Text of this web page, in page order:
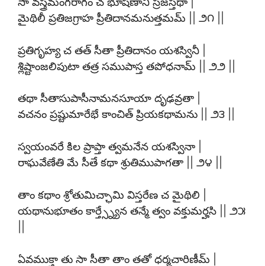
మైథిలీ ప్రతిజగ్రాహ ప్రీతిదానమనుత్తమమ్ || ౨౧ ||
ప్రతిగృహ్య చ తత్ సీతా ప్రీతిదానం యశస్వినీ |
శ్లిష్టాంజలిపుటా తత్ర సముపాస్త తపోధనామ్ || ౨౨ ||
తథా సీతాసుపాసీనామనసూయా దృఢవ్రతా |
వచనం ప్రష్టుమారేభే కాంచిత్ ప్రియకథామను || ౨౩ ||
స్వయంవరే కిల ప్రాప్తా త్వమనేన యశస్వినా |
రాఘవేణేతి మే సీతే కథా శ్రుతిముపాగతా || ౨౪ ||
తాం కథాం శ్రోతుమిచ్ఛామి విస్తరేణ చ మైథిలి |
యథానుభూతం కార్త్స్న్యేన తన్మే త్వం వక్తుమర్హసి || ౨౫
ఏవముక్తా తు సా సీతా తాం తతో ధర్మచారిణీమ్ |